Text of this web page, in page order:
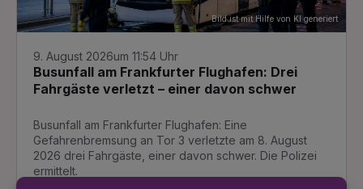
Bild ist mit Hilfe von KI generiert
9. August 2026um 11:54 Uhr
Busunfall am Frankfurter Flughafen: Drei
Fahrgäste verletzt – einer davon schwer
Busunfall am Frankfurter Flughafen: Eine
Gefahrenbremsung an Tor 3 verletzte am 8. August
2026 drei Fahrgäste, einer davon schwer. Die Polizei
ermittelt.